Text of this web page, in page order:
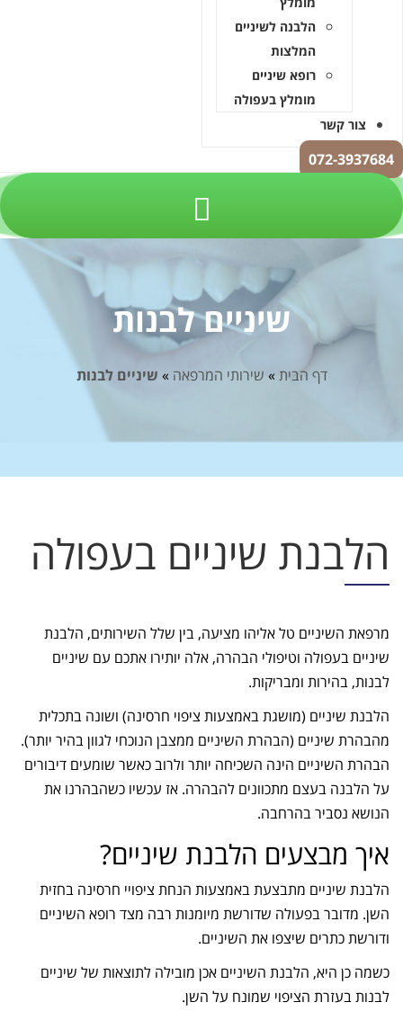
הלבנה לשיניים
המלצות
רופא שיניים
מומלץ בעפולה
צור קשר
072-3937684
שיניים לבנות
דף הבית » שירותי המרפאה » שיניים לבנות
הלבנת שיניים בעפולה
מרפאת השיניים טל אליהו מציעה, בין שלל השירותים, הלבנת
שיניים בעפולה וטיפולי הבהרה, אלה יותירו אתכם עם שיניים
לבנות, בהירות ומבריקות.
הלבנת שיניים (מושגת באמצעות ציפוי חרסינה) ושונה בתכלית
מהבהרת שיניים (הבהרת השיניים ממצבן הנוכחי לגוון בהיר יותר).
הבהרת השיניים הינה השכיחה יותר ולרוב כאשר שומעים דיבורים
על הלבנה בעצם מתכוונים להבהרה. אז עכשיו כשהבהרנו את
הנושא נסביר בהרחבה.
איך מבצעים הלבנת שיניים?
הלבנת שיניים מתבצעת באמצעות הנחת ציפויי חרסינה בחזית
השן. מדובר בפעולה שדורשת מיומנות רבה מצד רופא השיניים
ודורשת כתרים שיצפו את השיניים.
כשמה כן היא, הלבנת השיניים אכן מובילה לתוצאות של שיניים
לבנות בעזרת הציפוי שמונח על השן.